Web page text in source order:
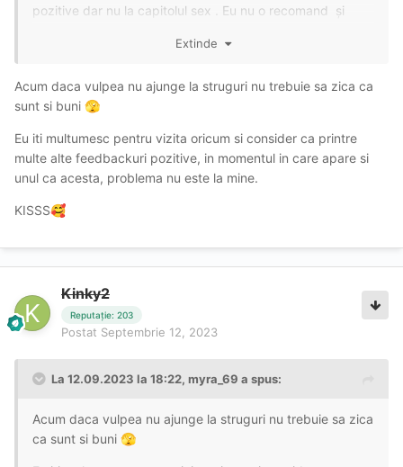
pozitive dar nu la capitolul sex . Eu nu o recomand și
Extinde
Acum daca vulpea nu ajunge la struguri nu trebuie sa zica ca
sunt si buni 🫣
Eu iti multumesc pentru vizita oricum si consider ca printre
multe alte feedbackuri pozitive, in momentul in care apare si
unul ca acesta, problema nu este la mine.
KISSS🥰
Kinky2
Reputație: 203
Postat Septembrie 12, 2023
La 12.09.2023 la 18:22, myra_69 a spus:
Acum daca vulpea nu ajunge la struguri nu trebuie sa zica
ca sunt si buni 🫣